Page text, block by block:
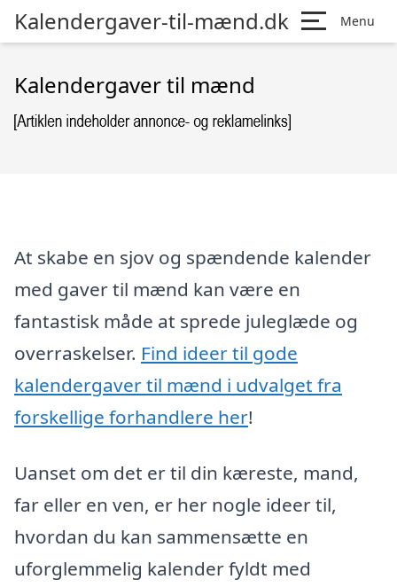
Kalendergaver-til-mænd.dk Menu
Kalendergaver til mænd
At skabe en sjov og spændende kalender
med gaver til mænd kan være en
fantastisk måde at sprede juleglæde og
overraskelser. Find ideer til gode
kalendergaver til mænd i udvalget fra
forskellige forhandlere her!
Uanset om det er til din kæreste, mand,
far eller en ven, er her nogle ideer til,
hvordan du kan sammensætte en
uforglemmelig kalender fyldt med